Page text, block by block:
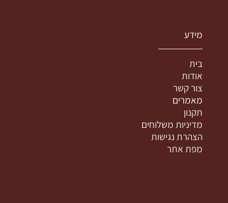
מידע
בית
אודות
צור קשר
מאמרים
תקנון
מדיניות משלוחים
הצהרת נגישות
מפת אתר